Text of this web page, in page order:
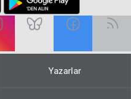
Yazarlar